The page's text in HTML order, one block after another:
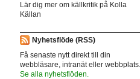
Lär dig mer om källkritik på Kolla
Källan
Nyhetsflöde (RSS)
Få senaste nytt direkt till din
webbläsare, intranät eller webbplats.
Se alla nyhetsflöden.